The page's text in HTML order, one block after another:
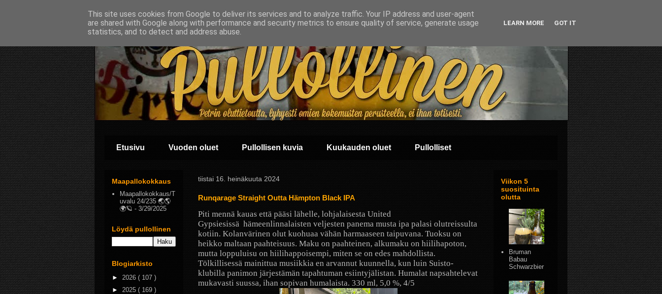
Etusivu Vuoden oluet Pullollisen kuvia Kuukauden oluet Pullolliset
tiistai 16. heinäkuuta 2024
Runqarage Straight Outta Hämpton Black IPA
Piti mennä kauas että pääsi lähelle, lohjalaisesta United
Gypsiesissä hämeenlinnalaisten veljesten panema musta ipa palasi olutreissulta
kotiin. Kolanvärinen olut kuohuaa vähän harmaaseen taipuvana. Tuoksu on
heikko maltaan paahteisuus. Maku on paahteinen, alkumaku on hiilihapoton,
mutta loppuluisu on hiilihappoisempi, miten se on edes mahdollista.
Tölkillisessä mainittua musiikkia en arvannut kuunnella, kun luin Suisto-
klubilla panimon järjestämän tapahtuman esiintyjälistan. Humalat napsahtelevat
mukavasti suussa, ihan sopivan humalaista. 330 ml, 5,0 %, 4/5
Maapallokokkaus
Maapallokokkaus/T
uvalu 24/235 🌏🌎
🌍🪐 - 3/29/2025
Löydä pullollinen
Blogiarkisto
► 2026 ( 107 )
► 2025 ( 169 )
Viikon 5
suosituinta
olutta
Bruman
Babau
Schwarzbier
This site uses cookies from Google to deliver its services and to analyze traffic. Your IP address and user-agent
are shared with Google along with performance and security metrics to ensure quality of service, generate usage
statistics, and to detect and address abuse.
LEARN MORE GOT IT